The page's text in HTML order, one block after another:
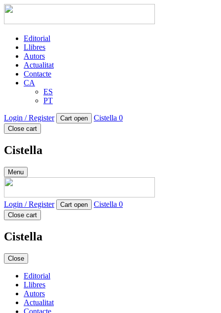
Editorial
Llibres
Autors
Actualitat
Contacte
CA
ES
PT
Login / Register Cart open Cistella 0
Close cart
Cistella
Menu
Login / Register Cart open Cistella 0
Close cart
Cistella
Close
Editorial
Llibres
Autors
Actualitat
Contacte